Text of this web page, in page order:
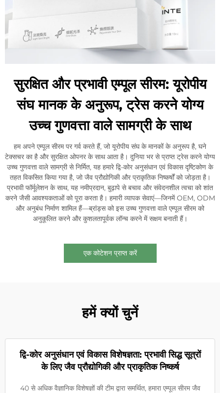
सुरक्षित और प्रभावी एम्पूल सीरम: यूरोपीय
संघ मानक के अनुरूप, ट्रेस करने योग्य
उच्च गुणवत्ता वाले सामग्री के साथ
हम अपने एम्पूल सीरम पर गर्व करते हैं, जो यूरोपीय संघ के मानकों के अनुरूप है, घने
टेक्सचर का है और सुरक्षित ओपनर के साथ आता है। दुनिया भर से प्राप्त ट्रेस करने योग्य
उच्च गुणवत्ता वाले सामग्री से निर्मित, यह हमारे द्वि-कोर अनुसंधान एवं विकास दृष्टिकोण के
तहत विकसित किया गया है, जो जैव प्रौद्योगिकी और प्राकृतिक निष्कर्षों को जोड़ता है।
प्रभावी फॉर्मूलेशन के साथ, यह नमीप्रदान, बुढ़ापे से बचाव और संवेदनशील त्वचा को शांत
करने जैसी आवश्यकताओं को पूरा करता है। हमारी व्यापक सेवाएं—जिनमें OEM, ODM
और अनुबंध निर्माण शामिल हैं—ब्रांड्स को इस उच्च गुणवत्ता वाले एम्पूल सीरम को
अनुकूलित करने और कुशलतापूर्वक लॉन्च करने में सक्षम बनाती हैं।
एक कोटेशन प्राप्त करें
हमें क्यों चुनें
द्वि-कोर अनुसंधान एवं विकास विशेषज्ञता: प्रभावी सिद्ध सूत्रों
के लिए जैव प्रौद्योगिकी और प्राकृतिक निष्कर्ष
40 से अधिक वैज्ञानिक विशेषज्ञों की टीम द्वारा समर्थित, हमारा एम्पूल सीरम जैव